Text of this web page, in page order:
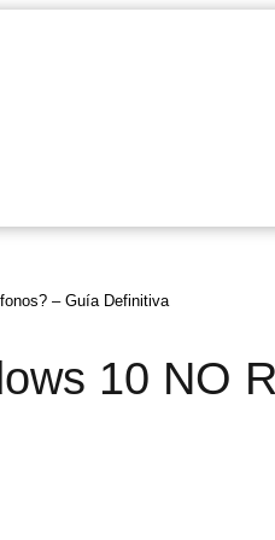
– Guía Definitiva
10 NO